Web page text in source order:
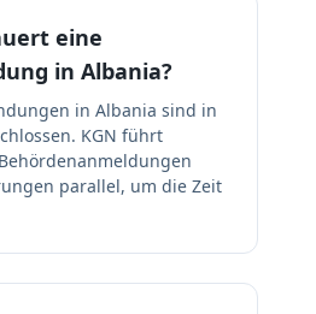
eine
in Albania?
in Albania sind in
KGN führt
parallel, um die Zeit